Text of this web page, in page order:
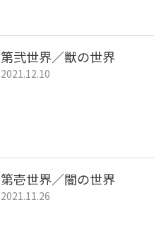
第弐世界／獣の世界
2021.12.10
第壱世界／闇の世界
2021.11.26